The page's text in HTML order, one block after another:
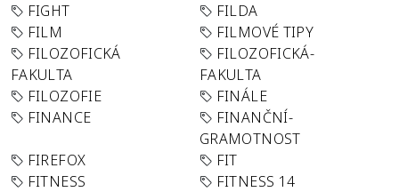
FIGHT
FILDA
FILM
FILMOVÉ TIPY
FILOZOFICKÁ
FAKULTA
FILOZOFICKÁ-
FAKULTA
FILOZOFIE
FINÁLE
FINANCE
FINANČNÍ-
GRAMOTNOST
FIREFOX
FIT
FITNESS
FITNESS 14